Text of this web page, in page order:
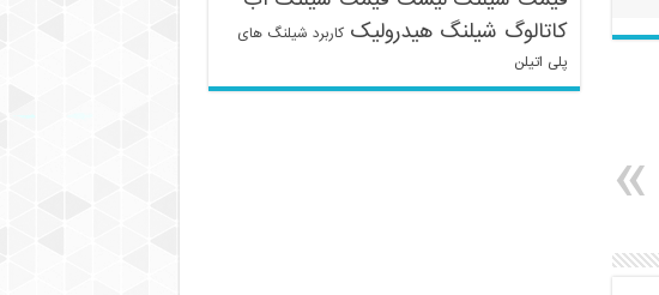
کاتالوگ شیلنگ هیدرولیک کاربرد شیلنگ های
پلی اتیلن